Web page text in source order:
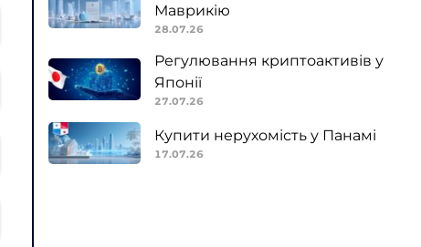
Маврикію
28.07.26
Регулювання криптоактивів у
Японії
27.07.26
Купити нерухомість у Панамі
17.07.26